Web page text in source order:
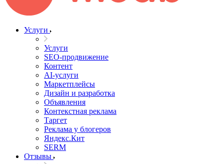
Услуги
Услуги
SEO-продвижение
Контент
AI-услуги
Маркетплейсы
Дизайн и разработка
Объявления
Контекстная реклама
Таргет
Реклама у блогеров
Яндекс.Кит
SERM
Отзывы